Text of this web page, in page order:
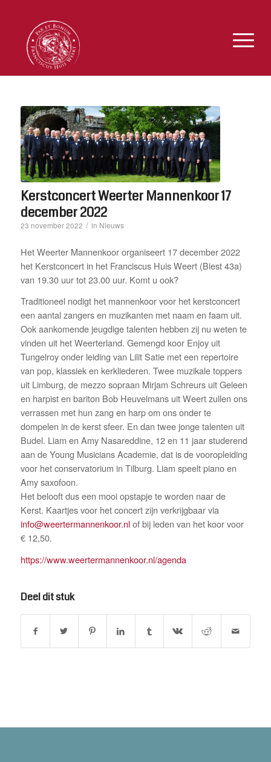
Kerstconcert Weerter Mannenkoor 17
december 2022
23 november 2022 / in Nieuws
Het Weerter Mannenkoor organiseert 17 december 2022
het Kerstconcert in het Franciscus Huis Weert (Biest 43a)
van 19.30 uur tot 23.00 uur. Komt u ook?
Traditioneel nodigt het mannenkoor voor het kerstconcert
een aantal zangers en muzikanten met naam en faam uit.
Ook aankomende jeugdige talenten hebben zij nu weten te
vinden uit het Weerterland. Gemengd koor Enjoy uit
Tungelroy onder leiding van Lilit Satie met een repertoire
van pop, klassiek en kerkliederen. Twee muzikale toppers
uit Limburg, de mezzo sopraan Mirjam Schreurs uit Geleen
en harpist en bariton Bob Heuvelmans uit Weert zullen ons
verrassen met hun zang en harp om ons onder te
dompelen in de kerst sfeer. En dan twee jonge talenten uit
Budel. Liam en Amy Nasareddine, 12 en 11 jaar studerend
aan de Young Musicians Academie, dat is de vooropleiding
voor het conservatorium in Tilburg. Liam speelt piano en
Amy saxofoon.
Het belooft dus een mooi opstapje te worden naar de
Kerst. Kaartjes voor het concert zijn verkrijgbaar via
info@weertermannenkoor.nlof bij leden van het koor voor
€ 12,50.
https://www.weertermannenkoor.nl/agenda
Deel dit stuk